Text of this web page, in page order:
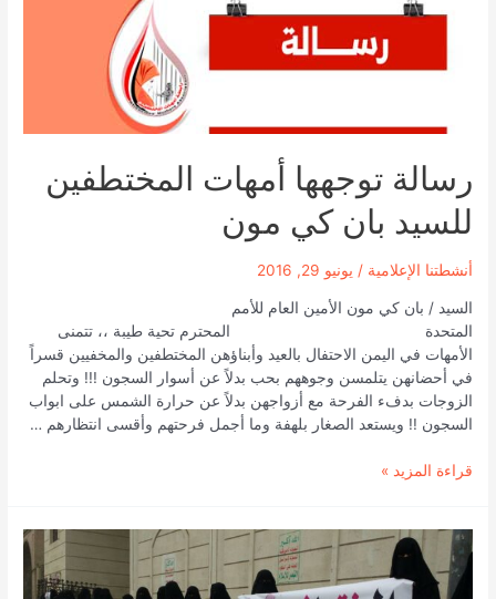
رسالة توجهها أمهات المختطفين
للسيد بان كي مون
أنشطتنا الإعلامية / يونيو 29, 2016
السيد / بان كي مون الأمين العام للأمم
المتحدة المحترم تحية طيبة ،، تتمنى
الأمهات في اليمن الاحتفال بالعيد وأبناؤهن المختطفين والمخفيين قسراً
في أحضانهن يتلمسن وجوههم بحب بدلاً عن أسوار السجون !!! وتحلم
الزوجات بدفء الفرحة مع أزواجهن بدلاً عن حرارة الشمس على ابواب
السجون !! ويستعد الصغار بلهفة وما أجمل فرحتهم وأقسى انتظارهم …
رسالة
المختطفين
للسيد
بان
قراءة المزيد »